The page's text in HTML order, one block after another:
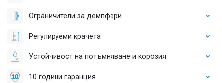
Ограничители за демпфери
Регулируеми крачета
Устойчивост на потъмняване и корозия
10 години гаранция